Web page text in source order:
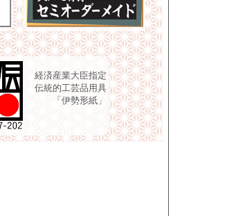
経済産業大臣指定
伝統的工芸品用具
「伊勢形紙」